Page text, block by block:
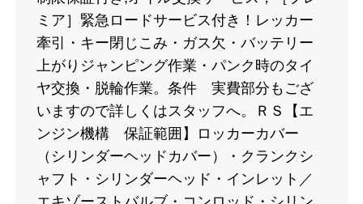
ミア］緊急ロードサービス付き！レッカー
牽引・キー閉じこみ・ガス欠・バッテリー
上がりジャンピング作業・パンク時のタイ
ヤ交換・脱輪作業。条件 実費部分もござ
いますので詳しくはスタッフへ。ＲＳ【エ
ンジン機構 保証範囲】ロッカーカバー
（シリンダーヘッドカバー）・クランクシ
ャフト・シリンダーヘッド・インレット／